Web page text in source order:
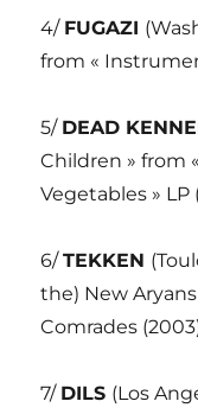
4/ FUGAZI
from «
5/ DEAD
Children » from
Vegetables » LP
6/TEKKEN
the) New
Comrades
7/ DILS (Los